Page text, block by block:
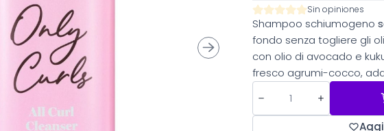
Sin opiniones
Shampoo schiumogeno
fondo senza togliere gli
con olio di avocado e
fresco agrumi-cocco,